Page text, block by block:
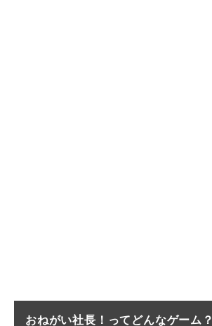
おねがい社長！ってどんなゲーム？